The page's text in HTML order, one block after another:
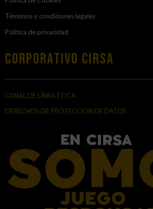
Términos y condiciones legales
Política de privacidad
Corporativo Cirsa
CANAL DE LÍNEA ÉTICA
DERECHOS DE PROTECCIÓN DE DATOS